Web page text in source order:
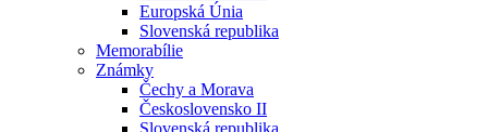
Europská Únia
Slovenská republika
Memorabílie
Známky
Čechy a Morava
Československo II
Slovenská republika